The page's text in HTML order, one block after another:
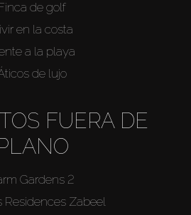
de golf
en la costa
a la playa
de lujo
FUERA DE
Gardens 2
Residences Zabeel